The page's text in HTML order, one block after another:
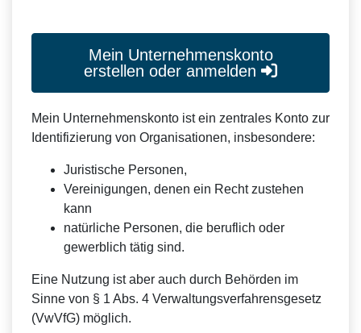
Mein Unternehmenskonto
erstellen oder anmelden
Mein Unternehmenskonto ist ein zentrales Konto zur
Identifizierung von Organisationen, insbesondere:
Juristische Personen,
Vereinigungen, denen ein Recht zustehen
kann
natürliche Personen, die beruflich oder
gewerblich tätig sind.
Eine Nutzung ist aber auch durch Behörden im
Sinne von § 1 Abs. 4 Verwaltungsverfahrensgesetz
(VwVfG) möglich.